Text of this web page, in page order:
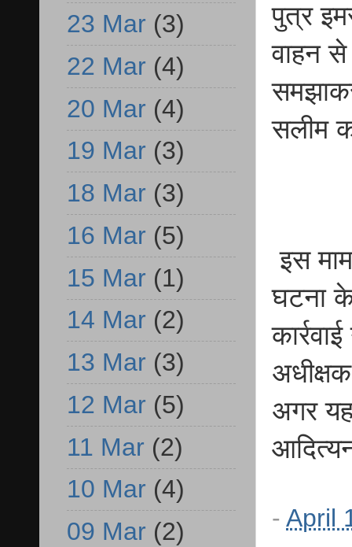
पुत्र
वाहन
सलीम
इस
घटना के
अगर
- April
23 Mar (3)
22 Mar (4)
20 Mar (4)
19 Mar (3)
18 Mar (3)
16 Mar (5)
15 Mar (1)
14 Mar (2)
13 Mar (3)
12 Mar (5)
11 Mar (2)
10 Mar (4)
09 Mar (2)